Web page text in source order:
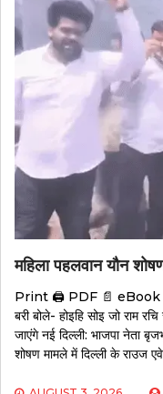
महिला पहलवान यौन
Print 🖨 PDF 📄 eBook
बरी बोले- होइहि सोइ जो राम
जाएंगे नई दिल्ली: भाजपा नेता
शोषण मामले में दिल्ली के राउज